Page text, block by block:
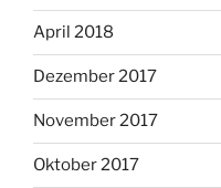
April 2018
Dezember 2017
November 2017
Oktober 2017